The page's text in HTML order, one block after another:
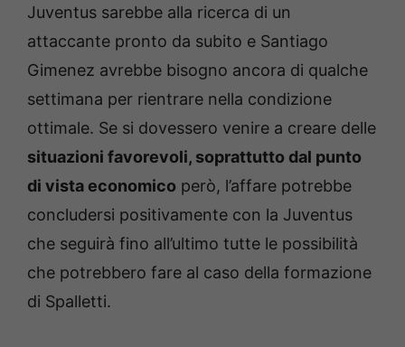
Juventus sarebbe alla ricerca di un
attaccante pronto da subito e Santiago
Gimenez avrebbe bisogno ancora di qualche
settimana per rientrare nella condizione
ottimale. Se si dovessero venire a creare delle
situazioni favorevoli, soprattutto dal punto
di vista economico però, l’affare potrebbe
concludersi positivamente con la Juventus
che seguirà fino all’ultimo tutte le possibilità
che potrebbero fare al caso della formazione
di Spalletti.